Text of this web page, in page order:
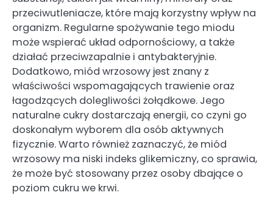
przeciwutleniacze, które mają korzystny wpływ na
organizm. Regularne spożywanie tego miodu
może wspierać układ odpornościowy, a także
działać przeciwzapalnie i antybakteryjnie.
Dodatkowo, miód wrzosowy jest znany z
właściwości wspomagających trawienie oraz
łagodzących dolegliwości żołądkowe. Jego
naturalne cukry dostarczają energii, co czyni go
doskonałym wyborem dla osób aktywnych
fizycznie. Warto również zaznaczyć, że miód
wrzosowy ma niski indeks glikemiczny, co sprawia,
że może być stosowany przez osoby dbające o
poziom cukru we krwi.